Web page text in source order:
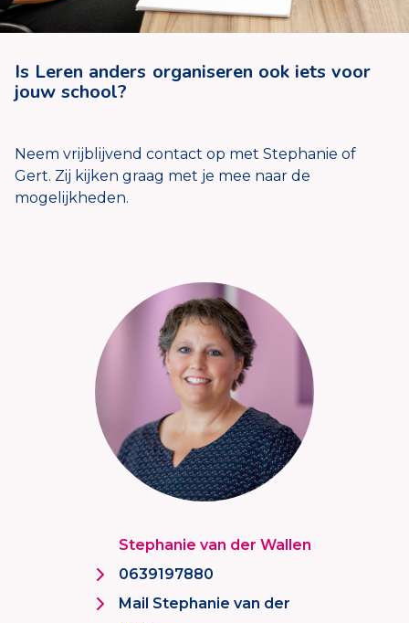
Is Leren anders organiseren ook iets voor
jouw school?
Neem vrijblijvend contact op met Stephanie of
Gert. Zij kijken graag met je mee naar de
mogelijkheden.
Stephanie van der Wallen
0639197880
Mail Stephanie van der